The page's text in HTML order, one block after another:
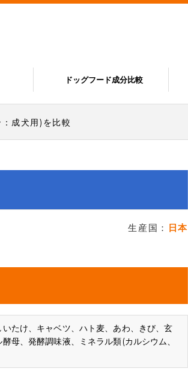
ドッグフード成分比較
成犬用)を比較
生産国： 日本
たけ、キャベツ、ハト麦、あわ、きび、玄
母、発酵調味液、ミネラル類(カルシウム、